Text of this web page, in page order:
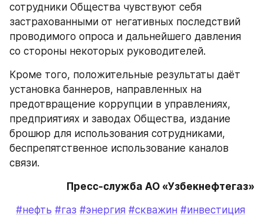
сотрудники Общества чувствуют себя
застрахованными от негативных последствий
проводимого опроса и дальнейшего давления
со стороны некоторых руководителей.
Кроме того, положительные результаты даёт
установка баннеров, направленных на
предотвращение коррупции в управлениях,
предприятиях и заводах Общества, издание
брошюр для использования сотрудниками,
беспрепятственное использование каналов
связи.
Пресс-служба АО «Узбекнефтегаз»
#нефть #газ #энергия #скважин #инвестиция